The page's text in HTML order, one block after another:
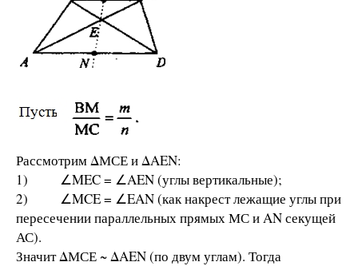
Рассмотрим ΔМСЕ и ΔΑΕΝ:
1) ∠MEC = ∠AEN (углы вертикальные);
2) ∠MCE = ∠EAN (как накрест лежащие углы при
пересечении параллельных прямых МС и AN секущей
АС).
Значит ΔМСЕ ~ ΔΑΕΝ (по двум углам). Тогда